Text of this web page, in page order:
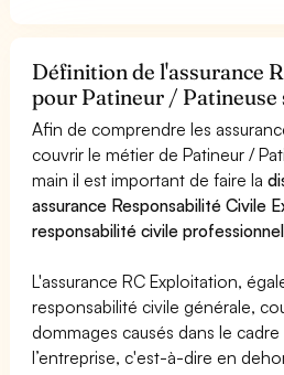
Définition de l'assurance
pour Patineur / Patineuse
Afin de comprendre les
couvrir le métier de Patineur /
main il est important de faire la
assurance Responsabilité Civile
responsabilité civile
L'assurance RC Exploitation,
responsabilité civile générale,
dommages causés dans le
l’entreprise, c'est-à-dire en